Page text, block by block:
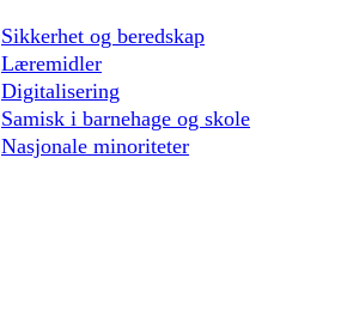
Sikkerhet og beredskap
Læremidler
Digitalisering
Samisk i barnehage og skole
Nasjonale minoriteter